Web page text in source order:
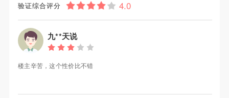
验证综合评分
九**天说
楼主辛苦，这个性价比不错